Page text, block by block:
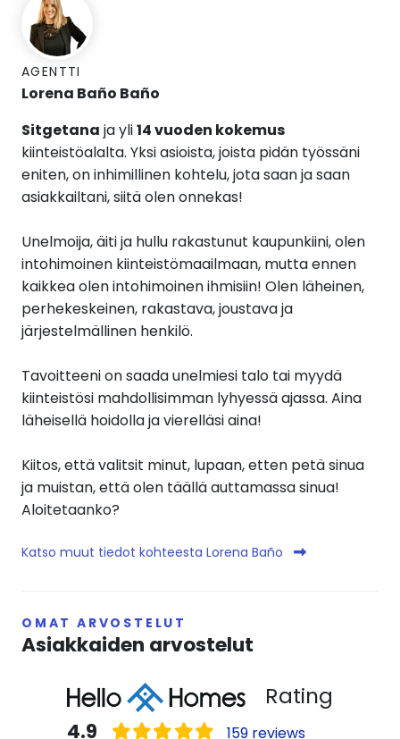
AGENTTI
Lorena Baño Baño
Sitgetana ja yli14 vuoden kokemus
kiinteistöalalta. Yksi asioista, joista pidän työssäni
eniten, on inhimillinen kohtelu, jota saan ja saan
asiakkailtani, siitä olen onnekas!
Unelmoija, äiti ja hullu rakastunut kaupunkiini, olen
intohimoinen kiinteistömaailmaan, mutta ennen
kaikkea olen intohimoinen ihmisiin! Olen läheinen,
perhekeskeinen, rakastava, joustava ja
järjestelmällinen henkilö.
Tavoitteeni on saada unelmiesi talo tai myydä
kiinteistösi mahdollisimman lyhyessä ajassa. Aina
läheisellä hoidolla ja vierelläsi aina!
Kiitos, että valitsit minut, lupaan, etten petä sinua
ja muistan, että olen täällä auttamassa sinua!
Aloitetaanko?
Katso muut tiedot kohteesta Lorena Baño
OMAT ARVOSTELUT
Asiakkaiden arvostelut
Rating
4.9 159 reviews